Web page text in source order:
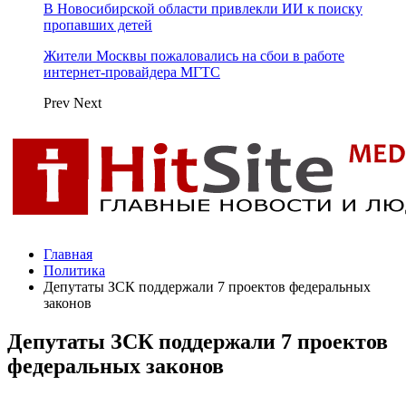
В Новосибирской области привлекли ИИ к поиску
пропавших детей
Жители Москвы пожаловались на сбои в работе
интернет-провайдера МГТС
Prev Next
Главная
Политика
Депутаты ЗСК поддержали 7 проектов федеральных
законов
Депутаты ЗСК поддержали 7 проектов
федеральных законов